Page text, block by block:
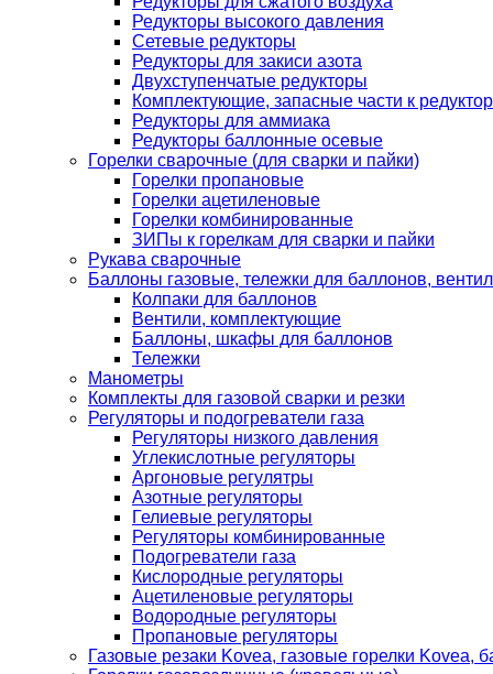
Редукторы высокого давления
Сетевые редукторы
Редукторы для закиси азота
Двухступенчатые редукторы
Комплектующие, запасные части к
Редукторы для аммиака
Редукторы баллонные осевые
Горелки сварочные (для сварки и пайки)
Горелки пропановые
Горелки ацетиленовые
Горелки комбинированные
ЗИПы к горелкам для сварки и пайки
Рукава сварочные
Баллоны газовые, тележки для баллонов,
Колпаки для баллонов
Вентили, комплектующие
Баллоны, шкафы для баллонов
Тележки
Манометры
Комплекты для газовой сварки и резки
Регуляторы и подогреватели газа
Регуляторы низкого давления
Углекислотные регуляторы
Аргоновые регулятры
Азотные регуляторы
Гелиевые регуляторы
Регуляторы комбинированные
Подогреватели газа
Кислородные регуляторы
Ацетиленовые регуляторы
Водородные регуляторы
Пропановые регуляторы
Газовые резаки Kovea, газовые горелки Kovea,